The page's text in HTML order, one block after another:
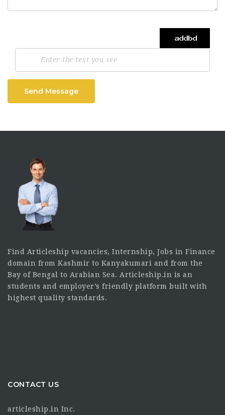
Send Message
Find Articleship vacancies, Internship, Jobs in Finance
domain from Kashmir to Kanyakumari and from the
Bay of Bengal to Arabian Sea. Articleship.in is an
students and employer’s friendly platform built with
highest quality standards.
CONTACT US
articleship.in Inc.